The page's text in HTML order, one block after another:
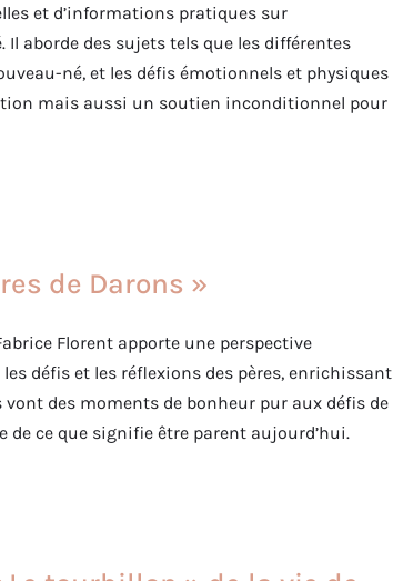
et d’informations pratiques sur
aborde des sujets tels que les différentes
né, et les défis émotionnels et physiques
mais aussi un soutien inconditionnel pour
de Darons »
Florent apporte une perspective
défis et les réflexions des pères, enrichissant
des moments de bonheur pur aux défis de
ce que signifie être parent aujourd’hui.